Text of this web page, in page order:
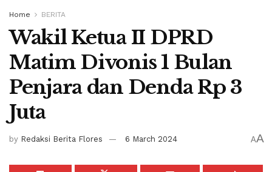
Home BERITA
Wakil Ketua II DPRD
Matim Divonis 1 Bulan
Penjara dan Denda Rp 3
Juta
by Redaksi Berita Flores 6 March 2024 AA